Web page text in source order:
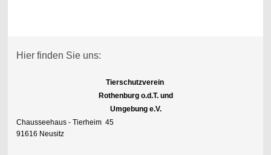
Hier finden Sie uns:
Tierschutzverein
Rothenburg o.d.T. und
Umgebung e.V.
Chausseehaus - Tierheim 45
91616 Neusitz